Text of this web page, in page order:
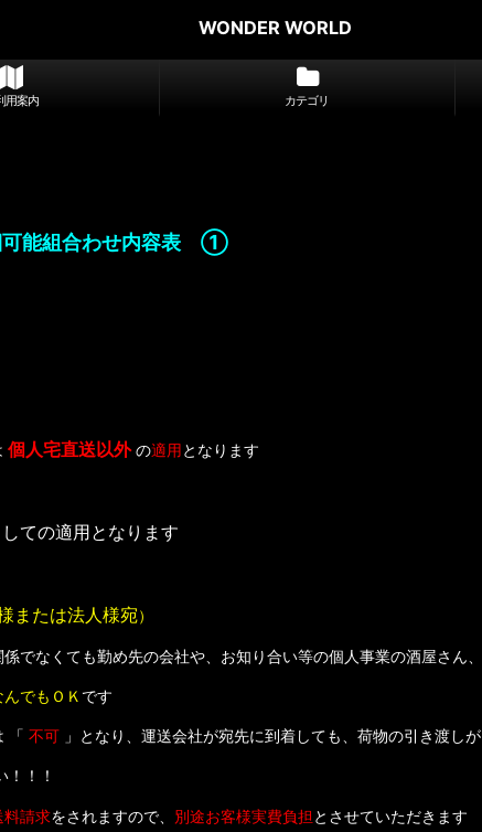
WONDER WORLD
用案内 カテゴリ
可能組合わせ内容表 ①
個人宅直送以外の適用となります
の適用となります
たは法人様宛）
ても勤め先の会社や、お知り合い等の個人事業の酒屋さん、
でも ＯＫ です
「 不可 」となり、運送会社が宛先に到着しても、荷物の引き渡しが
！！
料請求をされますので、 別途お客様実費負担 とさせていただきます